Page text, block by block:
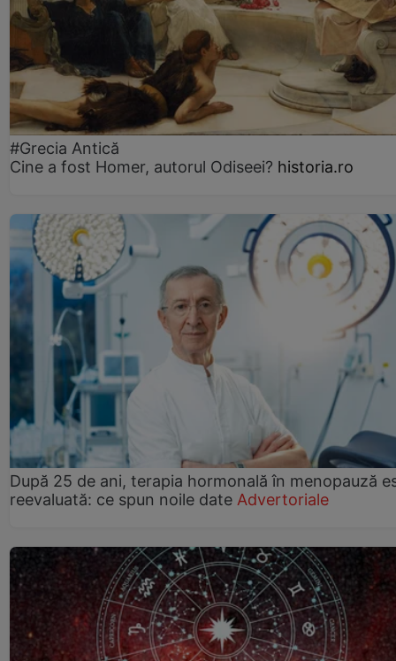
#Grecia Antică
Cine a fost Homer, autorul Odiseei? historia.ro
După 25 de ani, terapia hormonală în menopauză
reevaluată: ce spun noile date Advertoriale